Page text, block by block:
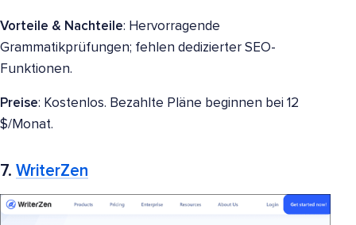
Vorteile & Nachteile: Hervorragende
Grammatikprüfungen; fehlen dedizierter SEO-
Funktionen.
Preise: Kostenlos. Bezahlte Pläne beginnen bei 12
$/Monat.
7. WriterZen